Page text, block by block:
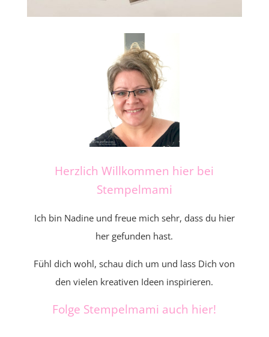
Herzlich Willkommen hier bei
Stempelmami
Ich bin Nadine und freue mich sehr, dass du hier
her gefunden hast.
Fühl dich wohl, schau dich um und lass Dich von
den vielen kreativen Ideen inspirieren.
Folge Stempelmami auch hier!